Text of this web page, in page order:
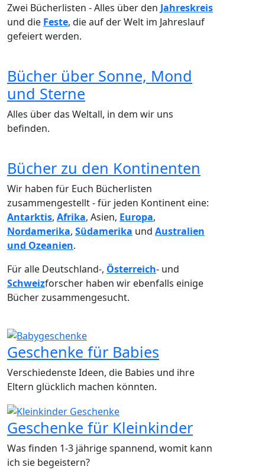
Zwei Bücherlisten - Alles über den Jahreskreis
und die Feste, die auf der Welt im Jahreslauf
gefeiert werden.
Bücher über Sonne, Mond
und Sterne
Alles über das Weltall, in dem wir uns
befinden.
Bücher zu den Kontinenten
Wir haben für Euch Bücherlisten
zusammengestellt - für jeden Kontinent eine:
Antarktis, Afrika, Asien, Europa,
Nordamerika, Südamerika und Australien
und Ozeanien.
Für alle Deutschland-, Österreich- und
Schweizforscher haben wir ebenfalls einige
Bücher zusammengesucht.
Geschenke für Babies
Verschiedenste Ideen, die Babies und ihre
Eltern glücklich machen könnten.
Geschenke für Kleinkinder
Was finden 1-3 jährige spannend, womit kann
ich sie begeistern?